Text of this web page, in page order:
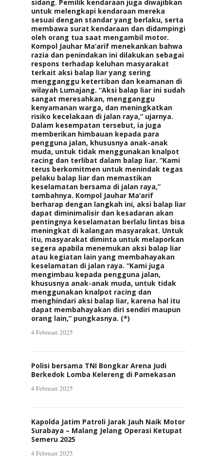
sidang. Pemilik kendaraan juga diwajibkan
untuk melengkapi kendaraan mereka
sesuai dengan standar yang berlaku, serta
membawa surat kendaraan dan didampingi
oleh orang tua saat mengambil motor.
Kompol Jauhar Ma’arif menekankan bahwa
razia dan penindakan ini dilakukan sebagai
respons terhadap keluhan masyarakat
terkait aksi balap liar yang sering
mengganggu ketertiban dan keamanan di
wilayah Lumajang. “Aksi balap liar ini sudah
sangat meresahkan, mengganggu
kenyamanan warga, dan meningkatkan
risiko kecelakaan di jalan raya,” ujarnya.
Dalam kesempatan tersebut, ia juga
memberikan himbauan kepada para
pengguna jalan, khususnya anak-anak
muda, untuk tidak menggunakan knalpot
racing dan terlibat dalam balap liar. “Kami
terus berkomitmen untuk menindak tegas
pelaku balap liar dan memastikan
keselamatan bersama di jalan raya,”
tambahnya. Kompol Jauhar Ma’arif
berharap dengan langkah ini, aksi balap liar
dapat diminimalisir dan kesadaran akan
pentingnya keselamatan berlalu lintas bisa
meningkat di kalangan masyarakat. Untuk
itu, masyarakat diminta untuk melaporkan
segera apabila menemukan aksi balap liar
atau kegiatan lain yang membahayakan
keselamatan di jalan raya. “Kami juga
mengimbau kepada pengguna jalan,
khususnya anak-anak muda, untuk tidak
menggunakan knalpot racing dan
menghindari aksi balap liar, karena hal itu
dapat membahayakan diri sendiri maupun
orang lain,” pungkasnya. (*)
4 Februari 2025
Polisi bersama TNI Bongkar Arena Judi
Berkedok Lomba Kelereng di Pamekasan
4 Februari 2025
Kapolda Jatim Patroli Jarak Jauh Naik Motor
Surabaya – Malang Jelang Operasi Ketupat
Semeru 2025
4 Februari 2025